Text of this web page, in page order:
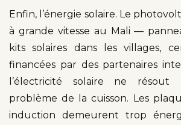
Enfin, l’énergie solaire. Le
à grande vitesse au Mali —
kits solaires dans les villages,
financées par des partenaires
l’électricité solaire ne
problème de la cuisson. Les
induction demeurent trop